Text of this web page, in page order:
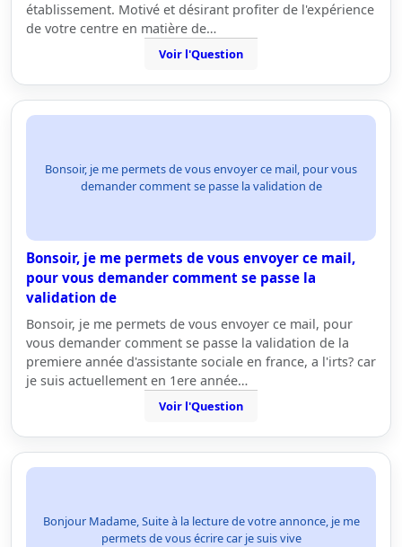
établissement. Motivé et désirant profiter de l'expérience
de votre centre en matière de…
Voir l'Question
Bonsoir, je me permets de vous envoyer ce mail, pour vous
demander comment se passe la validation de
Bonsoir, je me permets de vous envoyer ce mail,
pour vous demander comment se passe la
validation de
Bonsoir, je me permets de vous envoyer ce mail, pour
vous demander comment se passe la validation de la
premiere année d'assistante sociale en france, a l'irts? car
je suis actuellement en 1ere année…
Voir l'Question
Bonjour Madame, Suite à la lecture de votre annonce, je me
permets de vous écrire car je suis vive